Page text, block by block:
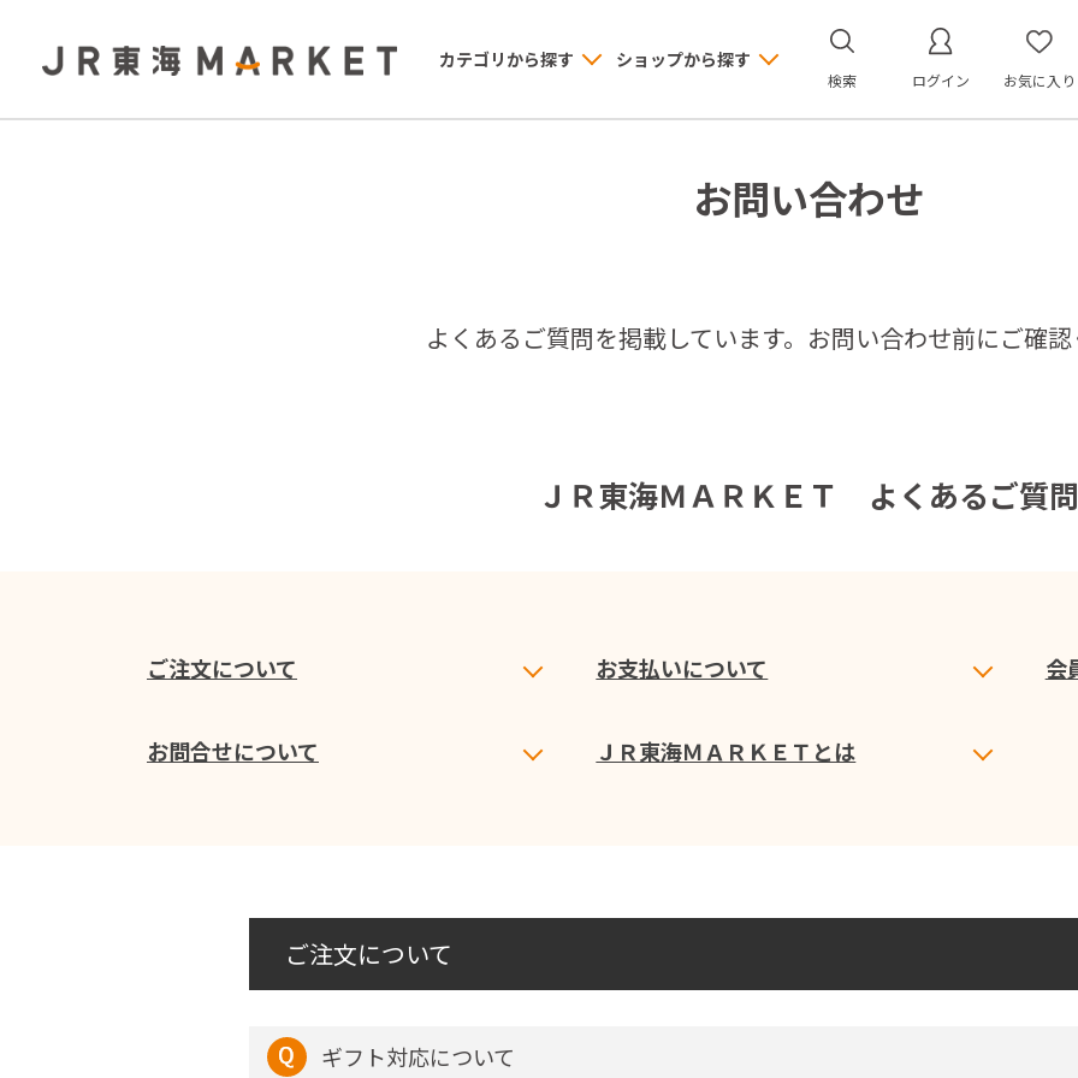
カテゴリから探す ショップから探す
検索 ログイン お気に入り
お問い合わせ
よくあるご質問を掲載しています。お問い合わせ前にご確認
ＪＲ東海ＭＡＲＫＥＴ よくあるご質問
ご注文について お支払いについて 会
お問合せについて ＪＲ東海ＭＡＲＫＥＴとは
ご注文について
ギフト対応について